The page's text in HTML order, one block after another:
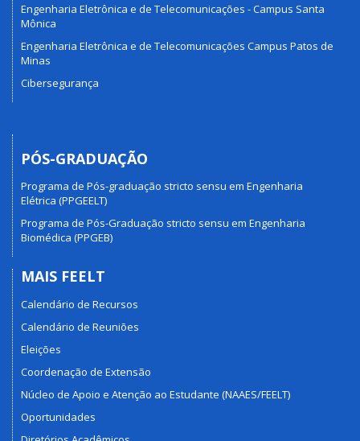
Engenharia Eletrônica e de Telecomunicações - Campus Santa
Mônica
Engenharia Eletrônica e de Telecomunicações Campus Patos de
Minas
Cibersegurança
PÓS-GRADUAÇÃO
Programa de Pós-graduação stricto sensu em Engenharia
Elétrica (PPGEELT)
Programa de Pós-Graduação stricto sensu em Engenharia
Biomédica (PPGEB)
MAIS FEELT
Calendário de Recursos
Calendário de Reuniões
Eleições
Coordenação de Extensão
Núcleo de Apoio e Atenção ao Estudante (NAAES/FEELT)
Oportunidades